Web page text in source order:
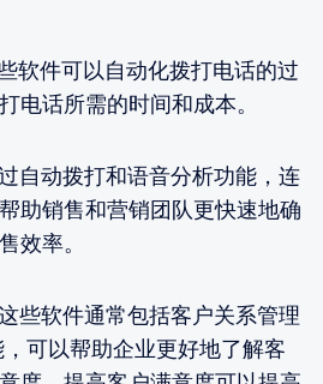
软件可以自动化拨打电话的过
电话所需的时间和成本。
自动拨打和语音分析功能，连
助销售和营销团队更快速地确
效率。
些软件通常包括客户关系管理
，可以帮助企业更好地了解客